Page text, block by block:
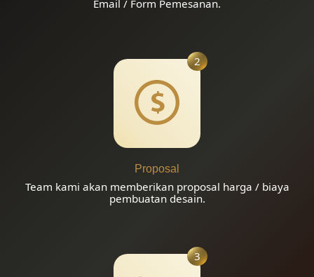
Email / Form Pemesanan.
2
Proposal
Team kami akan memberikan proposal harga / biaya
pembuatan desain.
3